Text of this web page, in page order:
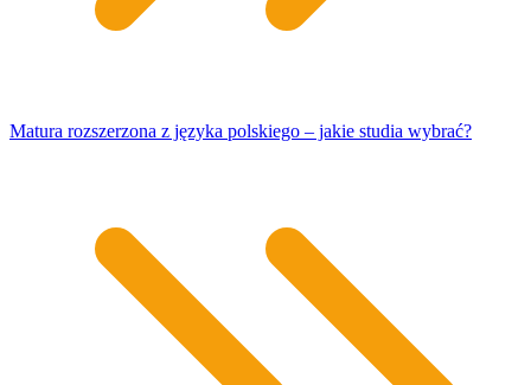
Matura rozszerzona z języka polskiego – jakie studia wybrać?